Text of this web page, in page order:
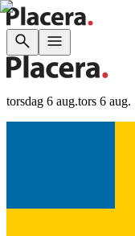
torsdag 6 aug.tors 6 aug.